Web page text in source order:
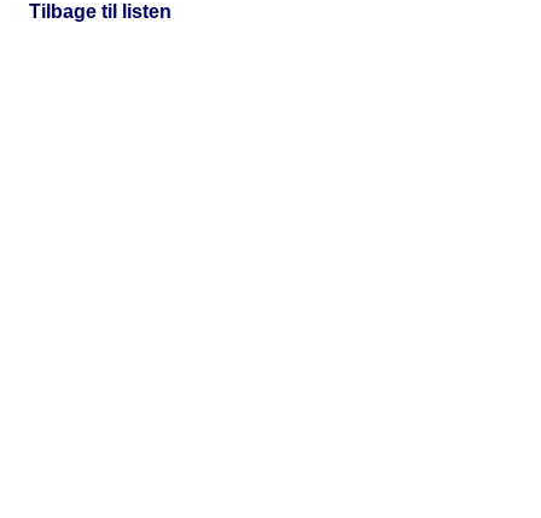
Tilbage til listen